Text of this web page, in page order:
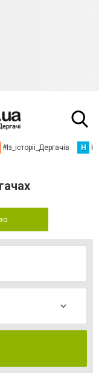
#Із_історіі_Дергачів Н